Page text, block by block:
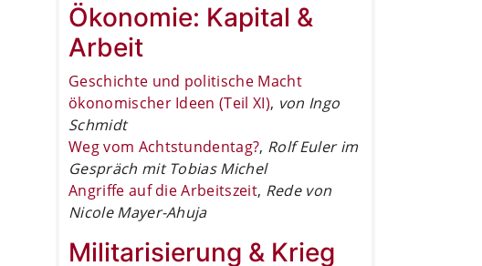
Ökonomie: Kapital &
Arbeit
Geschichte und politische Macht
ökonomischer Ideen (Teil XI), von Ingo
Schmidt
Weg vom Achtstundentag?, Rolf Euler im
Gespräch mit Tobias Michel
Angriffe auf die Arbeitszeit, Rede von
Nicole Mayer-Ahuja
Militarisierung & Krieg